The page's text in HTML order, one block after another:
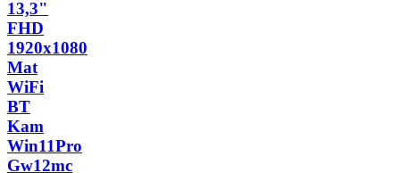
13,3"
FHD
1920x1080
Mat
WiFi
BT
Kam
Win11Pro
Gw12mc